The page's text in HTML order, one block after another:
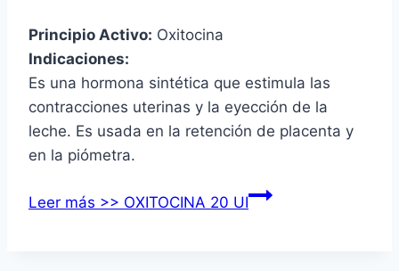
Principio Activo: Oxitocina
Indicaciones:
Es una hormona sintética que estimula las
contracciones uterinas y la eyección de la
leche. Es usada en la retención de placenta y
en la piómetra.
Leer más >> OXITOCINA 20 UI